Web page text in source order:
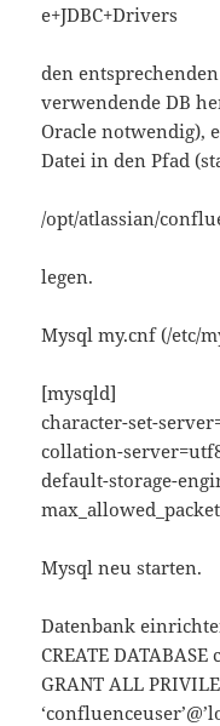
e+JDBC+Drivers
den
verwendende DB
Oracle notwendig),
Datei in den Pfad
/opt/atlassian/
legen.
Mysql my.cnf (/etc/
[mysqld]
character-set-
collation-
default-storage-
Mysql neu starten.
Datenbank
CREATE
GRANT ALL